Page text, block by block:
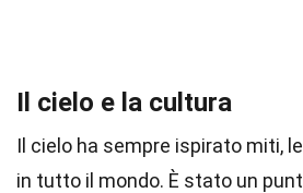
Il cielo e la cultura
Il cielo ha sempre ispirato miti,
in tutto il mondo. È stato un